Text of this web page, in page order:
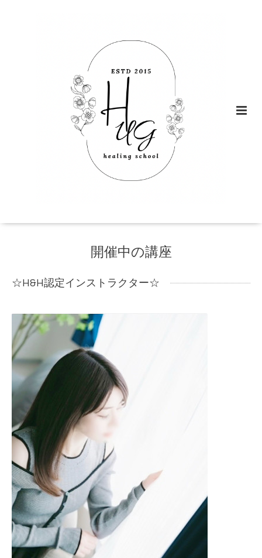
開催中の講座
☆H&H認定インストラクター☆